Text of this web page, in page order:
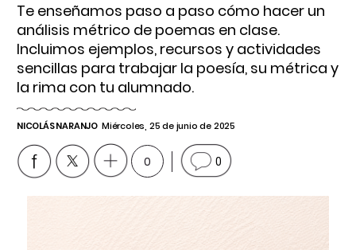
Te enseñamos paso a paso cómo hacer un
análisis métrico de poemas en clase.
Incluimos ejemplos, recursos y actividades
sencillas para trabajar la poesía, su métrica y
la rima con tu alumnado.
NICOLÁS NARANJO Miércoles, 25 de junio de 2025
0 0